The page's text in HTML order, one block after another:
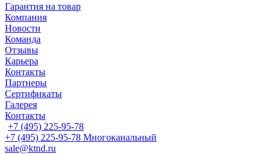
Гарантия на товар
Компания
Новости
Команда
Отзывы
Карьера
Контакты
Партнеры
Сертификаты
Галерея
Контакты
+7 (495) 225-95-78
+7 (495) 225-95-78 Многоканальный
sale@ktnd.ru